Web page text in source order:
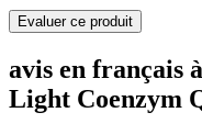
Evaluer ce produit
avis en français
Light Coenzym